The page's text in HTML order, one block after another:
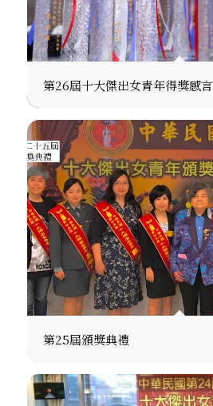
第26屆十大傑出女青年得獎感言
第25屆頒獎典禮